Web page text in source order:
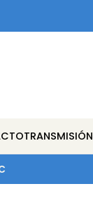
TRANSMISIÓN